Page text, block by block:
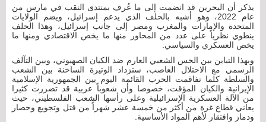
يذكر أن البحرين قد انضمت إلى ما عُرف بمنتدى النقب في مارس من
عام 2022، وهو أشبه بالحلف الذي يدعم إسرائيل، ويضم الولايات
المتحدة والإمارات والمغرب ومصر إلى جانب إسرائيل، وهذا الحلف
ينطوي نظرياً على عدد من المحاور منها ما يخص الاقتصادي ومنها ما
يخص العسكري والسياسي.
وبهذا التباين بين الحس الشعبي العارم ضد الكيان الصهيوني، وبين التآلف
الرسمي مع الاحتلال الغاصب، ستزداد الوتيرة الساخنة بين الشعب
والسلطة كلما تفاقمت الحرب القائمة اليوم بين الجمهورية الإسلامية
الإيرانية والكيان المؤقت، خصوصا وأن شعوباً عربية قد تضررت كثيرا
من الآلة العسكرية الإسرائيلية وعلى رأسها الشعب الفلسطيني، حيث
يعاني قطاع غزة من أكثر من خمسة عشر شهراً من قتل وتجويع وحصار
ودمار وافتقار لأهم المواد الأساسية.